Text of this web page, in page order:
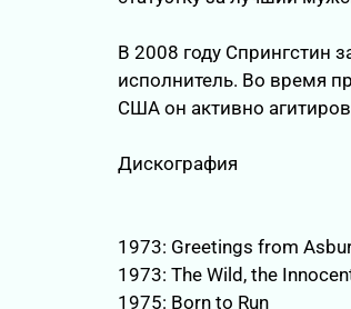
В 2008 году Спрингстин
исполнитель. Во время
США он активно
Дискография
1973: Greetings from
1973: The Wild, the
1975: Born to Run